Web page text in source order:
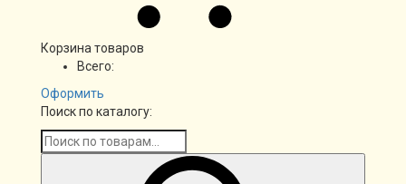
Корзина товаров
Всего:
Оформить
Поиск по каталогу: